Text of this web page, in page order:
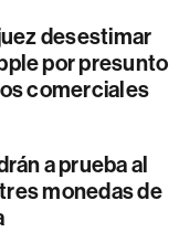
desestimar
por presunto
comerciales
a prueba al
monedas de